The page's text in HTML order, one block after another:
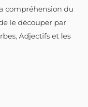
compréhension du
le découper par
Adjectifs et les